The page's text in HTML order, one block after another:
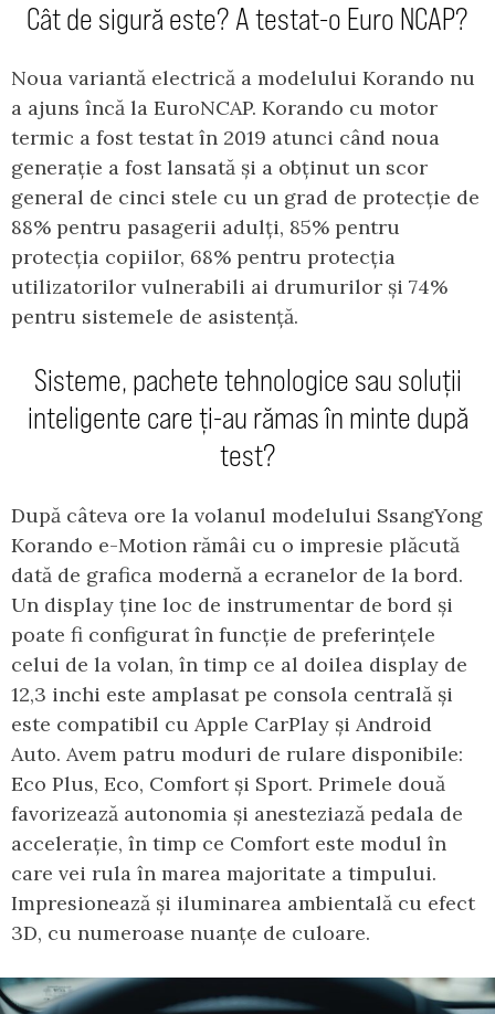
Cât de sigură este? A testat-o Euro NCAP?
Noua variantă electrică a modelului Korando nu
a ajuns încă la EuroNCAP. Korando cu motor
termic a fost testat în 2019 atunci când noua
generație a fost lansată și a obținut un scor
general de cinci stele cu un grad de protecție de
88% pentru pasagerii adulți, 85% pentru
protecția copiilor, 68% pentru protecția
utilizatorilor vulnerabili ai drumurilor și 74%
pentru sistemele de asistență.
Sisteme, pachete tehnologice sau soluții
inteligente care ți-au rămas în minte după
test?
După câteva ore la volanul modelului SsangYong
Korando e-Motion rămâi cu o impresie plăcută
dată de grafica modernă a ecranelor de la bord.
Un display ține loc de instrumentar de bord și
poate fi configurat în funcție de preferințele
celui de la volan, în timp ce al doilea display de
12,3 inchi este amplasat pe consola centrală și
este compatibil cu Apple CarPlay și Android
Auto. Avem patru moduri de rulare disponibile:
Eco Plus, Eco, Comfort și Sport. Primele două
favorizează autonomia și anesteziază pedala de
accelerație, în timp ce Comfort este modul în
care vei rula în marea majoritate a timpului.
Impresionează și iluminarea ambientală cu efect
3D, cu numeroase nuanțe de culoare.